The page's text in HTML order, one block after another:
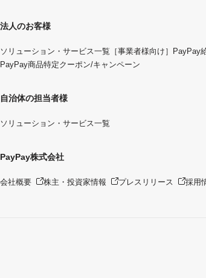
法人のお客様
ソリューション・サービス一覧 ［事業者様向け］PayPay
PayPay商品特定クーポン/キャンペーン
自治体の担当者様
ソリューション・サービス一覧
PayPay株式会社
会社概要 株主・投資家情報 プレスリリース 採用